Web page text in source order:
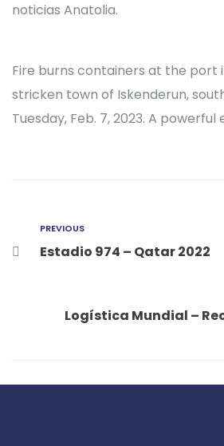
noticias Anatolia.
Fire burns containers at the port
stricken town of Iskenderun,
Tuesday, Feb. 7, 2023. A
PREVIOUS
Estadio 974 – Qatar 2022
Logística Mundial –